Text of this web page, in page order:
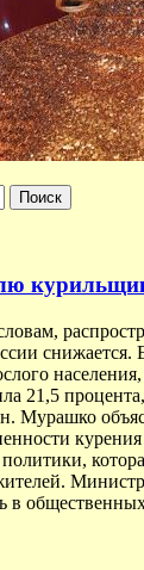
снижается.
21,5
Мурашко
курения
в